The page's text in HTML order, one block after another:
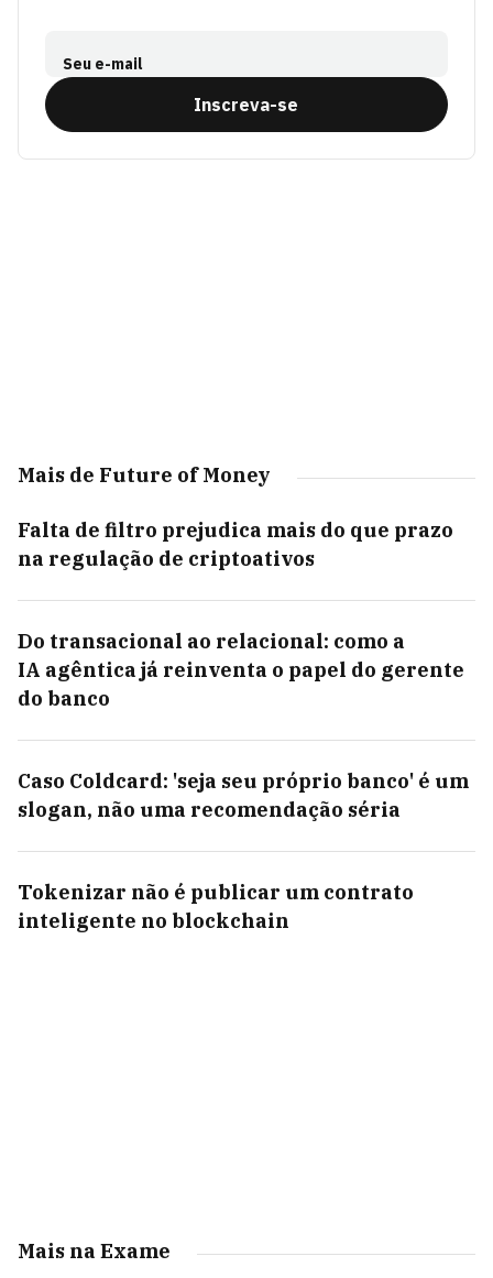
Seu e-mail
Inscreva-se
Mais de Future of Money
Falta de filtro prejudica mais do que prazo
na regulação de criptoativos
Do transacional ao relacional: como a
IA agêntica já reinventa o papel do gerente
do banco
Caso Coldcard: 'seja seu próprio banco' é um
slogan, não uma recomendação séria
Tokenizar não é publicar um contrato
inteligente no blockchain
Mais na Exame